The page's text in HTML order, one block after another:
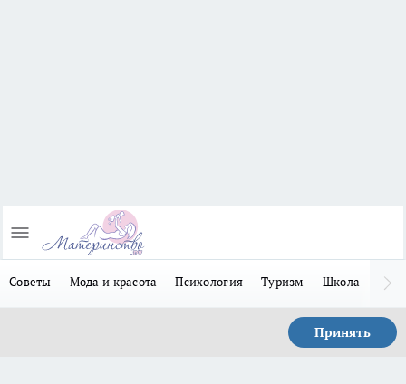
Советы Мода и красота Психология Туризм Школа
Принять